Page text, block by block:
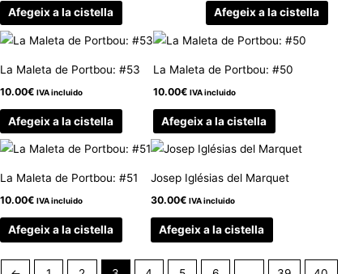
Afegeix a la cistella Afegeix a la cistella
La Maleta de Portbou: #53
10.00€ IVA incluido
Afegeix a la cistella
La Maleta de Portbou: #50
10.00€ IVA incluido
Afegeix a la cistella
La Maleta de Portbou: #51
10.00€ IVA incluido
Afegeix a la cistella
Josep Iglésias del Marquet
30.00€ IVA incluido
Afegeix a la cistella